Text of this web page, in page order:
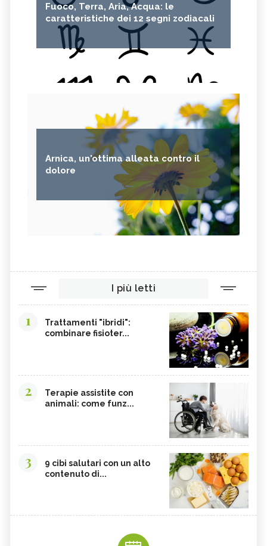
Fuoco, Terra, Aria, Acqua: le
caratteristiche dei 12 segni zodiacali
Arnica, un'ottima alleata contro il
dolore
I più letti
1
Trattamenti "ibridi":
combinare fisioter...
2
Terapie assistite con
animali: come funz...
3
9 cibi salutari con un alto
contenuto di...